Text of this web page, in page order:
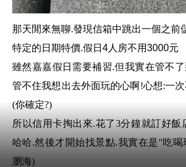
那天閒來無聊.發現信箱中跳出一個之前
特定的日期特價.假日4人房不用3000元
雖然嘉嘉假日需要補習.但我實在管不
管不住我想出去外面玩的心啊!心想:一
(你確定?)
所以信用卡掏出來.花了3分鐘就訂好飯
哈哈.然後才開始找景點.我實在是"吃
瀏海)